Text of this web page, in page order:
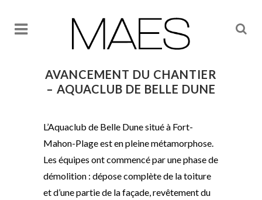
AVANCEMENT DU CHANTIER
– AQUACLUB DE BELLE DUNE
L’Aquaclub de Belle Dune situé à Fort-
Mahon-Plage est en pleine métamorphose.
Les équipes ont commencé par une phase de
démolition : dépose complète de la toiture
et d’une partie de la façade, revêtement du